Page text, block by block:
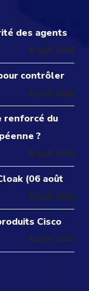
des agents
6 août 2026
contrôler
6 août 2026
renforcé du
?
6 août 2026
(06 août
6 août 2026
Cisco
6 août 2026